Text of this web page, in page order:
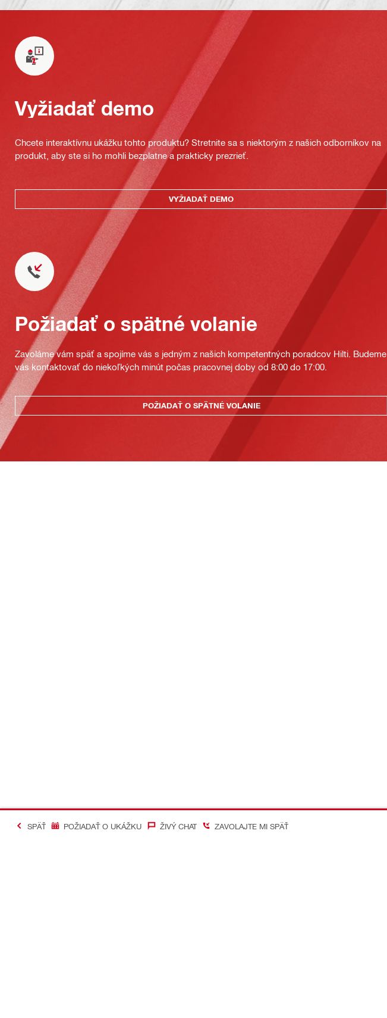
Vyžiadať demo
Chcete interaktívnu ukážku tohto produktu? Stretnite sa s niektorým z našich odborníkov na
produkt, aby ste si ho mohli bezplatne a prakticky prezrieť.
VYŽIADAŤ DEMO
Požiadať o spätné volanie
Zavoláme vám späť a spojíme vás s jedným z našich kompetentných poradcov Hilti. Budeme
vás kontaktovať do niekoľkých minút počas pracovnej doby od 8:00 do 17:00.
POŽIADAŤ O SPÄTNÉ VOLANIE
SPÄŤ POŽIADAŤ O UKÁŽKU ŽIVÝ CHAT ZAVOLAJTE MI SPÄŤ